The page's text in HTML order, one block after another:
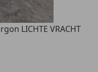
LICHTE VRACHT